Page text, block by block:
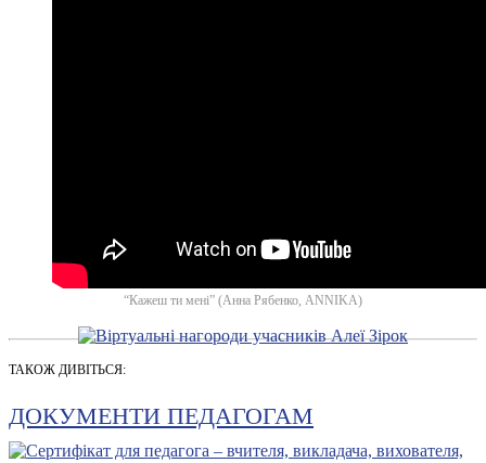
“Кажеш ти мені” (Анна Рябенко, ANNIKA)
ТАКОЖ ДИВІТЬСЯ:
ДОКУМЕНТИ ПЕДАГОГАМ